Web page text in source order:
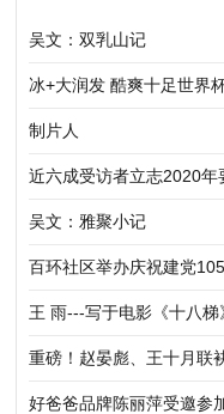
吴文：双乳山记
冰+大润发 酷爽十足世界
布
制片人
近六成受访者立志2020年
吴文：雅聚小记
百环社区举办庆祝建党
王 雨---写于电影《十八梯
重磅！赵晏彪、王十月
家眼中的中国》正式出版
好爸爸品牌陈丽萍受邀参